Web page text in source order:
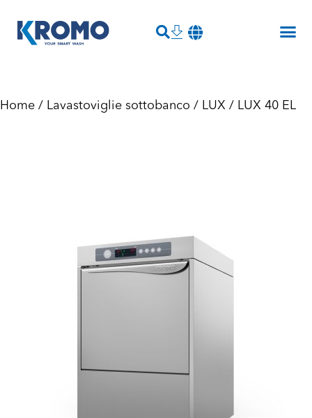
Home / Lavastoviglie sottobanco / LUX / LUX 40 EL